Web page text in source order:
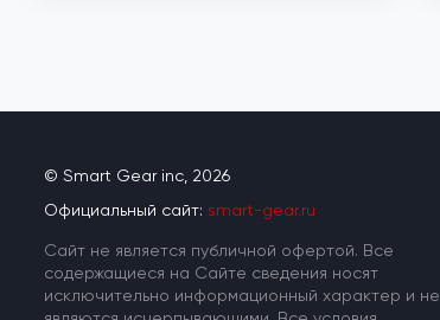
© Smart Gear inc, 2026
Официальный сайт: smart-gear.ru
Cайт не является публичной офертой. Все
содержащиеся на Сайте сведения носят
исключительно информационный характер и не